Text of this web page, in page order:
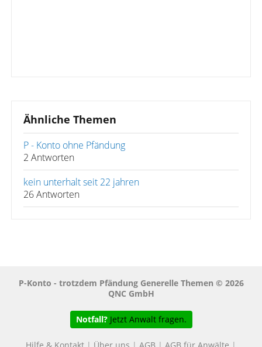
Ähnliche Themen
P - Konto ohne Pfändung
2 Antworten
kein unterhalt seit 22 jahren
26 Antworten
P-Konto - trotzdem Pfändung Generelle Themen © 2026
QNC GmbH
Notfall? Jetzt Anwalt fragen.